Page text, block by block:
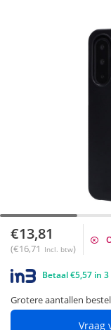
€13,81
(€16,71 Incl. btw)
Betaal €5,57 in
Grotere aantallen
Vraag